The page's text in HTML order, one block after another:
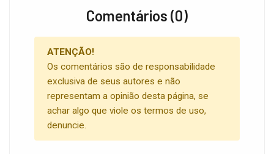
Comentários (0)
ATENÇÃO!
Os comentários são de responsabilidade
exclusiva de seus autores e não
representam a opinião desta página, se
achar algo que viole os termos de uso,
denuncie.